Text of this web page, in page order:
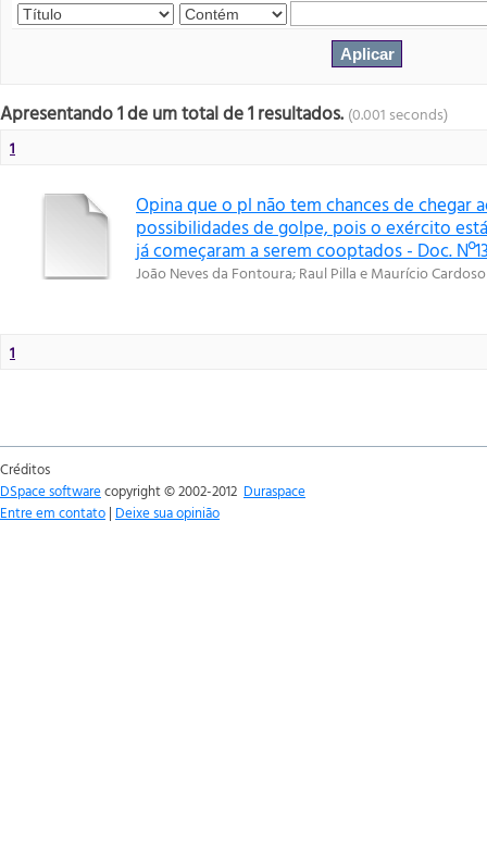
Apresentando 1 de um total de 1 resultados. (0.001 seconds)
1
Opina que o pl não tem chances de chegar
possibilidades de golpe, pois o exército
já começaram a serem cooptados - Doc.
João Neves da Fontoura;Raul Pilla e Maurício Cardoso
1
Créditos
DSpace softwarecopyright © 2002-2012 Duraspace
Entre em contato | Deixe sua opinião